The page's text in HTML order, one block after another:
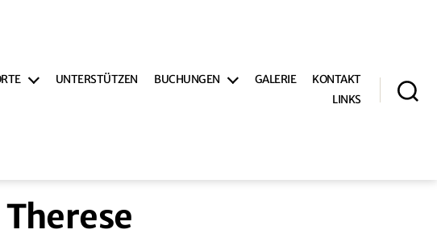
UNTERSTÜTZEN BUCHUNGEN GALERIE
KONTAKT
LINKS